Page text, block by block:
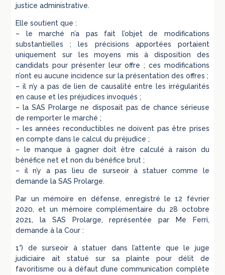
justice administrative.
Elle soutient que :
– le marché n’a pas fait l’objet de modifications
substantielles ; les précisions apportées portaient
uniquement sur les moyens mis à disposition des
candidats pour présenter leur offre ; ces modifications
n’ont eu aucune incidence sur la présentation des offres ;
– il n’y a pas de lien de causalité entre les irrégularités
en cause et les préjudices invoqués ;
– la SAS Prolarge ne disposait pas de chance sérieuse
de remporter le marché ;
– les années reconductibles ne doivent pas être prises
en compte dans le calcul du préjudice ;
– le manque à gagner doit être calculé à raison du
bénéfice net et non du bénéfice brut ;
– il n’y a pas lieu de surseoir à statuer comme le
demande la SAS Prolarge.
Par un mémoire en défense, enregistré le 12 février
2020, et un mémoire complémentaire du 28 octobre
2021, la SAS Prolarge, représentée par Me Ferri,
demande à la Cour :
1°) de surseoir à statuer dans l’attente que le juge
judiciaire ait statué sur sa plainte pour délit de
favoritisme ou à défaut d’une communication complète